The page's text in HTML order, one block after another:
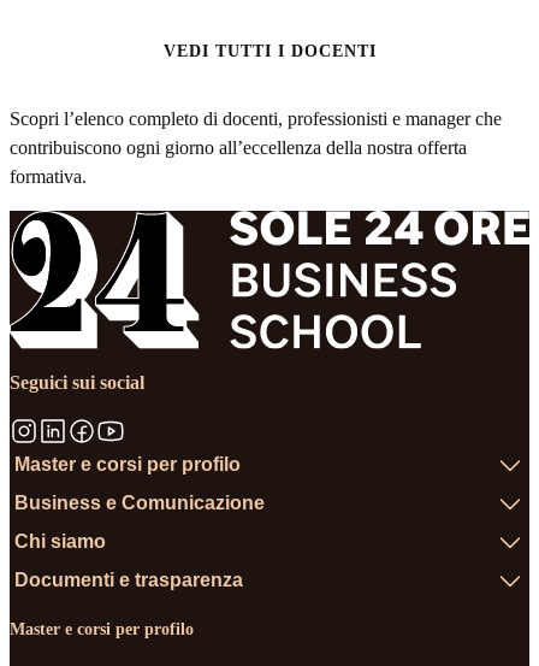
VEDI TUTTI I DOCENTI
Scopri l’elenco completo di docenti, professionisti e manager che
contribuiscono ogni giorno all’eccellenza della nostra offerta
formativa.
Seguici sui social
Master e corsi per profilo
Business e Comunicazione
Chi siamo
Documenti e trasparenza
Master e corsi per profilo